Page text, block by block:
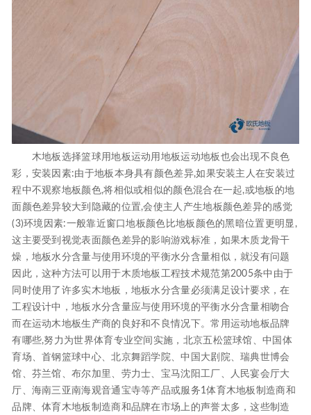
木地板选择篮球用地板运动用地板运动地板也会出现不良色
彩，安装因素:由于地板本身具有颜色差异,如果安装主人在安装过
程中不观察地板颜色,将相似或相似的颜色混合在一起,或地板的地
面颜色差异较大到隐藏的位置,会使主人产生地板颜色差异的感觉
(3)环境因素:一般靠近窗口地板颜色比地板颜色的黑暗位置更明显,
这主要受到视觉表面颜色差异的影响游戏标准，如果木质龙骨干
燥，地板水分含量与使用环境的平衡水分含量相似，就没有问题
因此，这种方法可以用于木质地板工程技术规范第2005条中由于
同时使用了许多实木地板，地板水分含量必须满足设计要求，在
工程设计中，地板水分含量应与使用环境的平衡水分含量相吻合
而在运动木地板生产商的良好和不良情况下。常用运动地板品牌
有哪些,努力为世界体育专业空间实施，北京五松篮球馆、中国体
育场、首钢篮球中心、北京舞蹈学院、中国大剧院、瑞典世博会
馆、芬兰馆、布尔加里、劳力士、宝马沈阳工厂、人民宴会厅大
厅、海南三亚南海观音通宝寺等产品或服务1体育木地板制造商和
品牌、体育木地板制造商和品牌在市场上的声誉太多，这些制造